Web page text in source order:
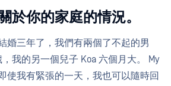
於你的家庭的情況。
婚三年了，我們有兩個了不起的男
我的另一個兒子 Koa 六個月大。 My
使我有緊張的一天，我也可以隨時回